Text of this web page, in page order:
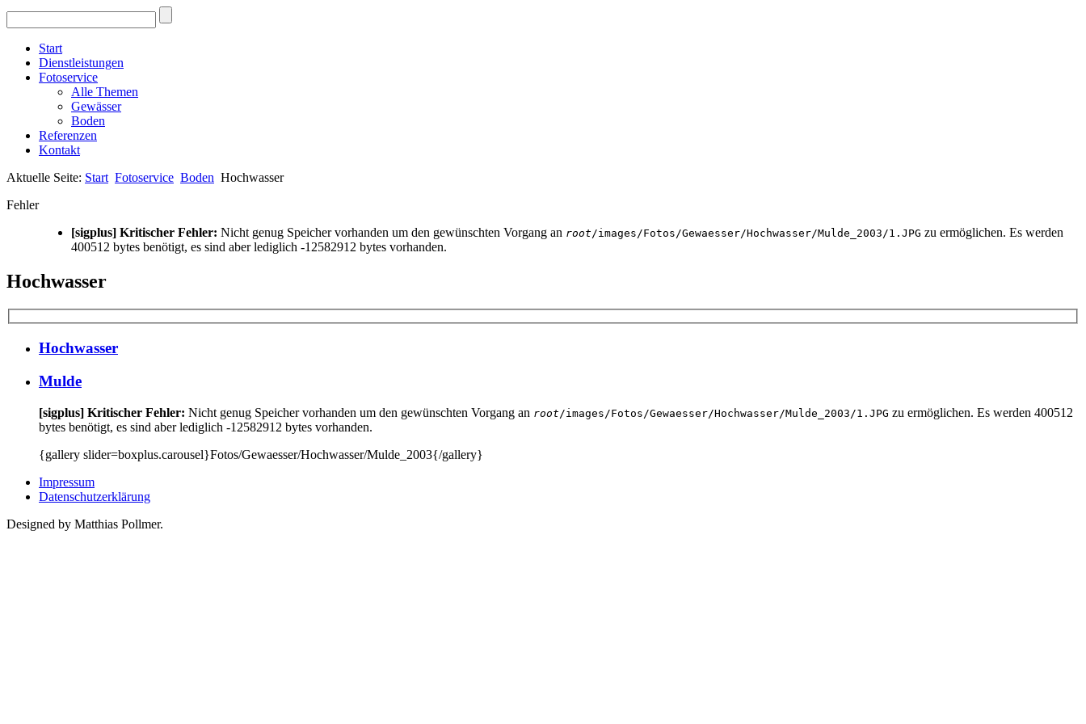
Start
Dienstleistungen
Fotoservice
Alle Themen
Gewässer
Boden
Referenzen
Kontakt
Aktuelle Seite: Start Fotoservice Boden Hochwasser
Fehler
[sigplus] Kritischer Fehler: Nicht genug Speicher vorhanden um den gewünschten Vorgang an root/images/Fotos/Gewaesser/Hochwasser/Mulde_2003/1.JPG zu ermöglichen. Es werden
400512 bytes benötigt, es sind aber lediglich -12582912 bytes vorhanden.
Hochwasser
Hochwasser
Mulde
[sigplus] Kritischer Fehler: Nicht genug Speicher vorhanden um den gewünschten Vorgang an root /images/Fotos/Gewaesser/Hochwasser/Mulde_2003/1.JPG zu ermöglichen. Es werden 400512
bytes benötigt, es sind aber lediglich -12582912 bytes vorhanden.
{gallery slider=boxplus.carousel}Fotos/Gewaesser/Hochwasser/Mulde_2003{/gallery}
Impressum
Datenschutzerklärung
Designed by Matthias Pollmer.